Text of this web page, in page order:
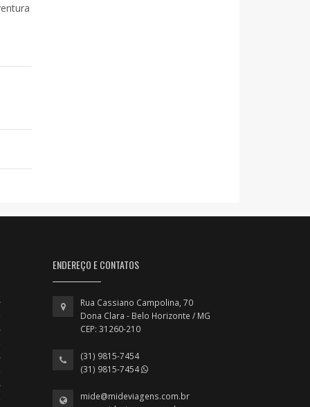
ENDEREÇO E CONTATOS
Rua Cassiano Campolina, 70
Dona Clara - Belo Horizonte / MG
CEP: 31260-210
(31) 9815-7454
(31) 9815-7454
mide@mideviagens.com.br